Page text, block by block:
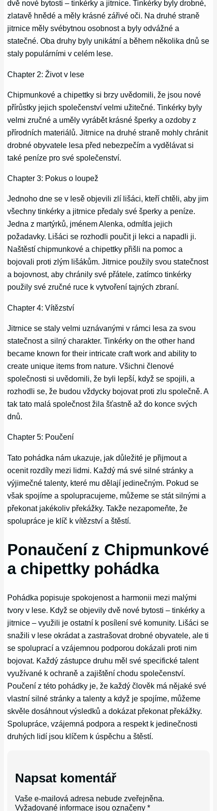
dvě nové bytosti – tinkérky a jitrnice. Tinkérky byly drobné,
zlatavě hnědé a měly krásné zářivé oči. Na druhé straně
jitrnice měly svébytnou osobnost a byly odvážné a
statečné. Oba druhy byly unikátní a během několika dnů se
staly populárními v celém lese.
Chapter 2: Život v lese
Chipmunkové a chipettky si brzy uvědomili, že jsou nové
přírůstky jejich společenství velmi užitečné. Tinkérky byly
velmi zručné a uměly vyrábět krásné šperky a ozdoby z
přírodních materiálů. Jitrnice na druhé straně mohly chránit
drobné obyvatele lesa před nebezpečím a vydělávat si
také peníze pro své společenství.
Chapter 3: Pokus o loupež
Jednoho dne se v lesě objevili zlí lišáci, kteří chtěli, aby jim
všechny tinkérky a jitrnice předaly své šperky a peníze.
Jedna z martýrků, jménem Alenka, odmítla jejich
požadavky. Lišáci se rozhodli poučit ji lekci a napadli ji.
Naštěstí chipmunkové a chipettky přišli na pomoc a
bojovali proti zlým lišákům. Jitrnice použily svou statečnost
a bojovnost, aby chránily své přátele, zatímco tinkérky
použily své zručné ruce k vytvoření tajných zbraní.
Chapter 4: Vítězství
Jitrnice se staly velmi uznávanými v rámci lesa za svou
statečnost a silný charakter. Tinkérky on the other hand
became known for their intricate craft work and ability to
create unique items from nature. Všichni členové
společnosti si uvědomili, že byli lepší, když se spojili, a
rozhodli se, že budou vždycky bojovat proti zlu společně. A
tak tato malá společnost žila šťastně až do konce svých
dnů.
Chapter 5: Poučení
Tato pohádka nám ukazuje, jak důležité je přijmout a
ocenit rozdíly mezi lidmi. Každý má své silné stránky a
výjimečné talenty, které mu dělají jedinečným. Pokud se
však spojíme a spolupracujeme, můžeme se stát silnými a
překonat jakékoliv překážky. Takže nezapomeňte, že
spolupráce je klíč k vítězství a štěstí.
Ponaučení z Chipmunkové
a chipettky pohádka
Pohádka popisuje spokojenost a harmonii mezi malými
tvory v lese. Když se objevily dvě nové bytosti – tinkérky a
jitrnice – využili je ostatní k posílení své komunity. Lišáci se
snažili v lese okrádat a zastrašovat drobné obyvatele, ale ti
se spoluprací a vzájemnou podporou dokázali proti nim
bojovat. Každý zástupce druhu měl své specifické talent
využívané k ochraně a zajištění chodu společenství.
Poučení z této pohádky je, že každý člověk má nějaké své
vlastní silné stránky a talenty a když je spojíme, můžeme
skvěle dosáhnout výsledků a dokázat překonat překážky.
Spolupráce, vzájemná podpora a respekt k jedinečnosti
druhých lidí jsou klíčem k úspěchu a štěstí.
Napsat komentář
Vaše e-mailová adresa nebude zveřejněna.
Vyžadované informace jsou označeny*